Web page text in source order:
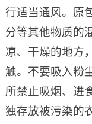
行适当通风。原
分等其他物质的
凉、干燥的地方
触。不要吸入粉
所禁止吸烟、进
独存放被污染的